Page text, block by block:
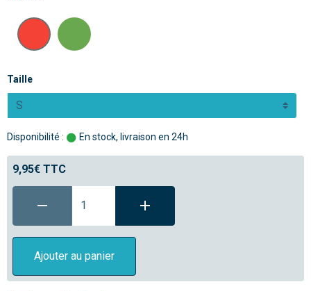
Taille
Disponibilité : En stock, livraison en 24h
9,95€ TTC
Ajouter au panier